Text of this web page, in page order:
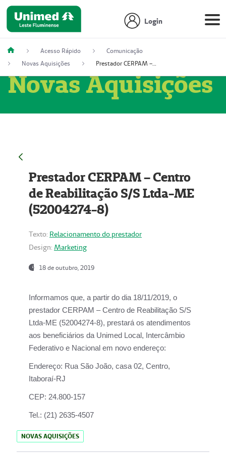
Login
Acesso Rápido
Comunicação
Novas Aquisições
Prestador CERPAM – Centro de Reabilitação S/S Ltda-ME (52004274-8)
Novas Aquisições
Prestador CERPAM – Centro
de Reabilitação S/S Ltda-ME
(52004274-8)
Texto: Relacionamento do prestador
Design: Marketing
18 de outubro, 2019
Informamos que, a partir do dia 18/11/2019, o
prestador CERPAM – Centro de Reabilitação S/S
Ltda-ME (52004274-8), prestará os atendimentos
aos beneficiários da Unimed Local, Intercâmbio
Federativo e Nacional em novo endereço:
Endereço: Rua São João, casa 02, Centro,
Itaboraí-RJ
CEP: 24.800-157
Tel.: (21) 2635-4507
NOVAS AQUISIÇÕES